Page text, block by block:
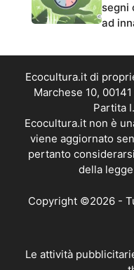
segni
ad
Ecocultura.it di
Marchese 10,
Partita
Ecocultura.it non è
viene aggiornato
pertanto
della
Copyright ©2026 -
Le attività